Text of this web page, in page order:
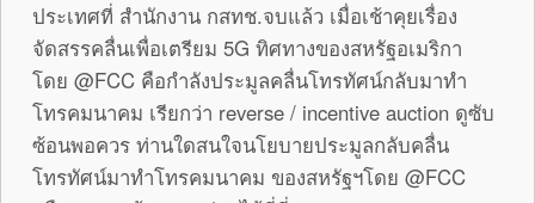
ประเทศที่ สำนักงาน กสทช.จบแล้ว เมื่อเช้าคุยเรื่อง
จัดสรรคลื่นเพื่อเตรียม 5G ทิศทางของสหรัฐอเมริกา
โดย @FCC คือกำลังประมูลคลื่นโทรทัศน์กลับมาทำ
โทรคมนาคม เรียกว่า reverse / incentive auction ดูซับ
ซ้อนพอควร ท่านใดสนใจนโยบายประมูลกลับคลื่น
โทรทัศน์มาทำโทรคมนาคม ของสหรัฐฯโดย @FCC